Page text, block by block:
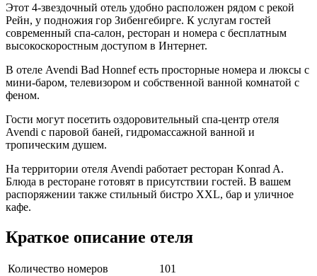
Этот 4-звездочный отель удобно расположен рядом с рекой
Рейн, у подножия гор Зибенгебирге. К услугам гостей
современный спа-салон, ресторан и номера с бесплатным
высокоскоростным доступом в Интернет.
В отеле Avendi Bad Honnef есть просторные номера и люксы с
мини-баром, телевизором и собственной ванной комнатой с
феном.
Гости могут посетить оздоровительный спа-центр отеля
Avendi c паровой баней, гидромассажной ванной и
тропическим душем.
На территории отеля Avendi работает ресторан Konrad A.
Блюда в ресторане готовят в присутствии гостей. В вашем
распоряжении также стильный бистро XXL, бар и уличное
кафе.
Краткое описание отеля
Количество номеров
101